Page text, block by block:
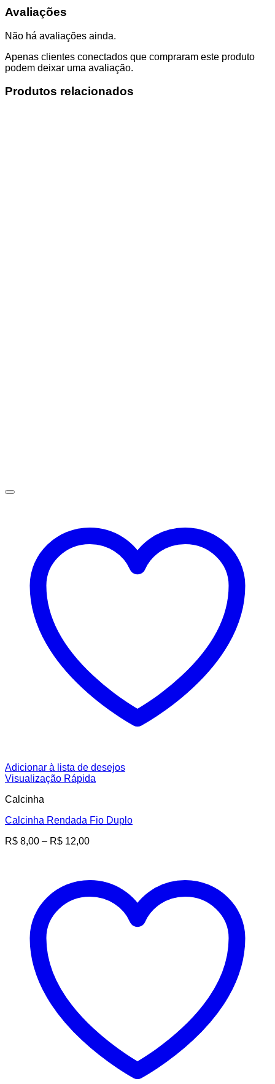
Avaliações
Não há avaliações ainda.
Apenas clientes conectados que compraram este produto
podem deixar uma avaliação.
Produtos relacionados
Adicionar à lista de desejos
Visualização Rápida
Calcinha
Calcinha Rendada Fio Duplo
R$ 8,00 – R$ 12,00Faixa
através
R$ 12,00